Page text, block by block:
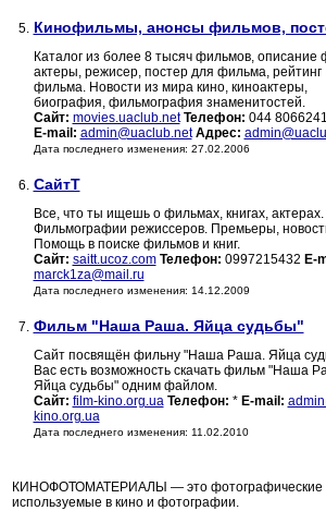
5. Кинофильмы, анонсы фильмов,
Каталог из более 8 тысяч фильмов, описание
актеры, режисер, постер для фильма, рейтинг
фильма. Новости из мира кино, киноактеры,
биография, фильмография знаменитостей.
Сайт: movies.uaclub.net Телефон: 044
E-mail: admin@uaclub.net Адрес:
Дата последнего изменения: 27.02.2006
6. СайтТ
Все, что ты ищешь о фильмах, книгах, актерах.
Фильмографии режиссеров. Премьеры,
Помощь в поиске фильмов и книг.
Сайт: saitt.ucoz.com Телефон: 0997215432 E-
marck1za@mail.ru
Дата последнего изменения: 14.12.2009
7. Фильм "Наша Раша. Яйца судьбы"
Сайт посвящён фильну "Наша Раша. Яйца
Вас есть возможность скачать фильм "Наша
Яйца судьбы" одним файлом.
Сайт: film-kino.org.ua Телефон: * E-mail:
kino.org.ua
Дата последнего изменения: 11.02.2010
КИНОФОТОМАТЕРИАЛЫ — это фотографические
используемые в кино и фотографии.